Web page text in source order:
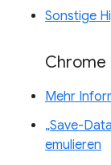
Sonstige
Chrome
Mehr
„Save-
emulieren